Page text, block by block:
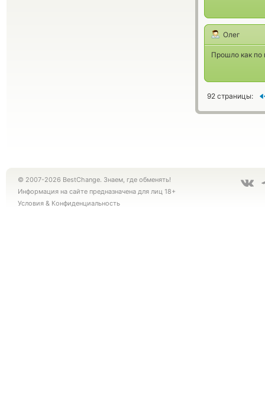
Олег
Прошло как по
92 страницы:
© 2007-2026 BestChange. Знаем, где обменять!
Информация на сайте предназначена для лиц 18+
Условия & Конфиденциальность